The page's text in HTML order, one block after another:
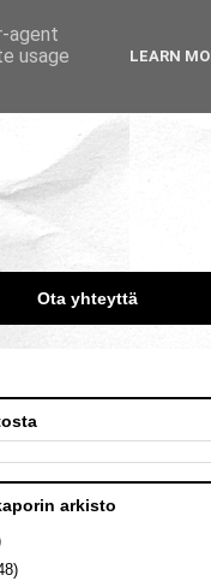
Ota yhteyttä
arkisto
agent
usage
LEARN